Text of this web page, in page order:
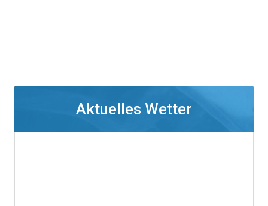
Aktuelles Wetter